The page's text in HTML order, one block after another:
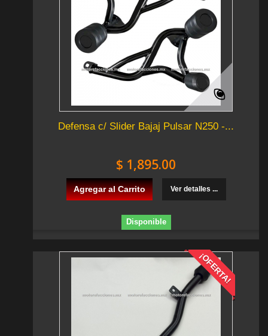
Defensa c/ Slider Bajaj Pulsar N250 -...
$ 1,895.00
Agregar al Carrito Ver detalles ...
Disponible
¡OFERTA!